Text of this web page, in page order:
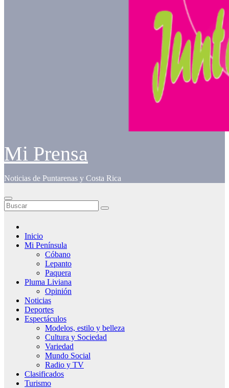
Mi Prensa
Noticias de Puntarenas y Costa Rica
Inicio
Mi Península
Cóbano
Lepanto
Paquera
Pluma Liviana
Opinión
Noticias
Deportes
Espectáculos
Modelos, estilo y belleza
Cultura y Sociedad
Variedad
Mundo Social
Radio y TV
Clasificados
Turismo